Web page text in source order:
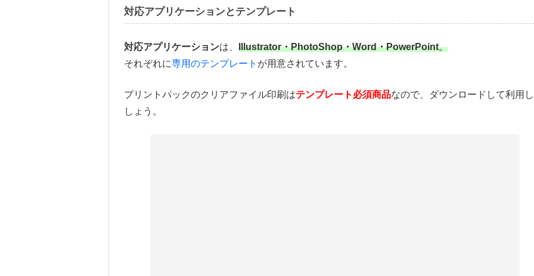
対応アプリケーションとテンプレート
対応アプリケーションは、 Illustrator・PhotoShop・Word・PowerPoint。
それぞれに専用のテンプレート が用意されています。
プリントパックのクリアファイル印刷はテンプレート必須商品なので、ダウンロードして利用
しょう。